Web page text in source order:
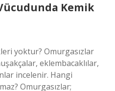
Kemik
yoktur? Omurgasızlar
eklembacaklılar,
incelenir. Hangi
Omurgasızlar;